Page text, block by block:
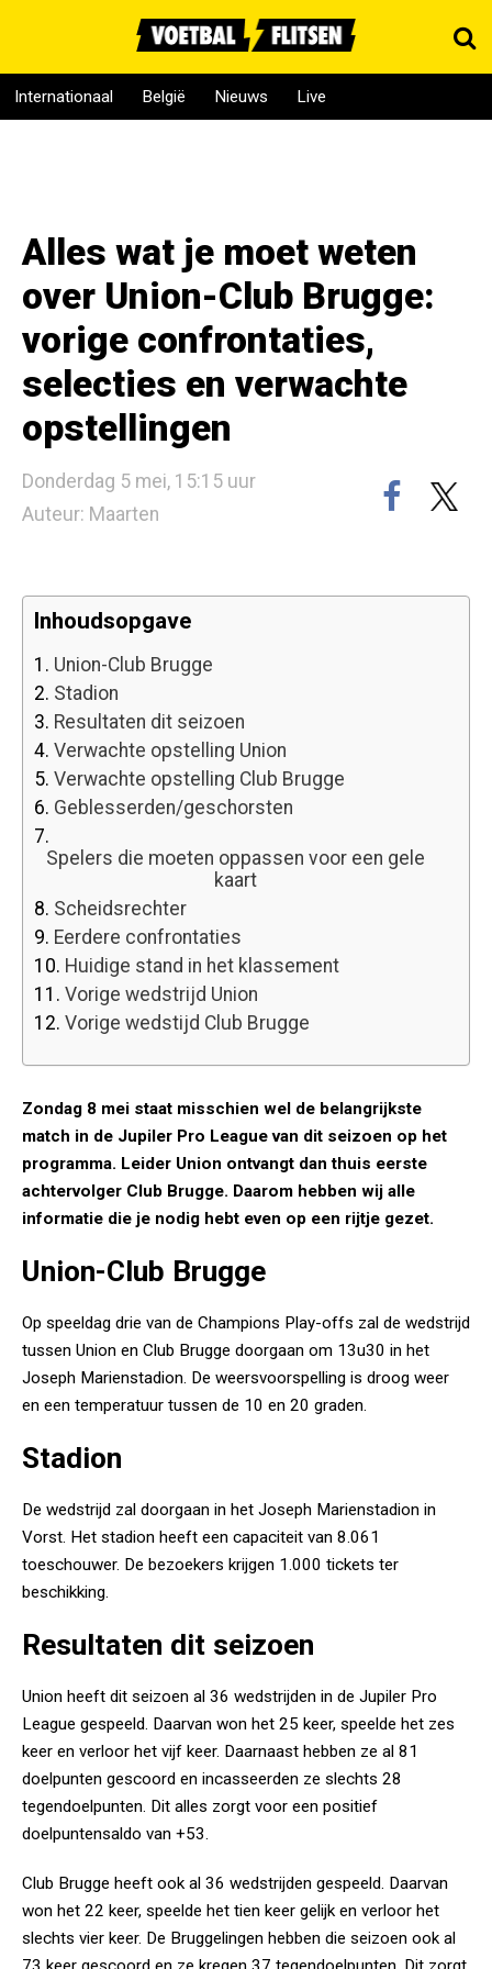
Internationaal België Nieuws Live
Alles wat je moet weten
over Union-Club Brugge:
vorige confrontaties,
selecties en verwachte
opstellingen
Donderdag 5 mei, 15:15 uur
Auteur: Maarten
Inhoudsopgave
1. Union-Club Brugge
2. Stadion
3. Resultaten dit seizoen
4. Verwachte opstelling Union
5. Verwachte opstelling Club Brugge
6. Geblesserden/geschorsten
7.
Spelers die moeten oppassen voor een gele
kaart
8. Scheidsrechter
9. Eerdere confrontaties
10. Huidige stand in het klassement
11. Vorige wedstrijd Union
12. Vorige wedstijd Club Brugge
Zondag 8 mei staat misschien wel de belangrijkste
match in de Jupiler Pro League van dit seizoen op het
programma. Leider Union ontvangt dan thuis eerste
achtervolger Club Brugge. Daarom hebben wij alle
informatie die je nodig hebt even op een rijtje gezet.
Union-Club Brugge
Op speeldag drie van de Champions Play-offs zal de wedstrijd
tussen Union en Club Brugge doorgaan om 13u30 in het
Joseph Marienstadion. De weersvoorspelling is droog weer
en een temperatuur tussen de 10 en 20 graden.
Stadion
De wedstrijd zal doorgaan in het Joseph Marienstadion in
Vorst. Het stadion heeft een capaciteit van 8.061
toeschouwer. De bezoekers krijgen 1.000 tickets ter
beschikking.
Resultaten dit seizoen
Union heeft dit seizoen al 36 wedstrijden in de Jupiler Pro
League gespeeld. Daarvan won het 25 keer, speelde het zes
keer en verloor het vijf keer. Daarnaast hebben ze al 81
doelpunten gescoord en incasseerden ze slechts 28
tegendoelpunten. Dit alles zorgt voor een positief
doelpuntensaldo van +53.
Club Brugge heeft ook al 36 wedstrijden gespeeld. Daarvan
won het 22 keer, speelde het tien keer gelijk en verloor het
slechts vier keer. De Bruggelingen hebben die seizoen ook al